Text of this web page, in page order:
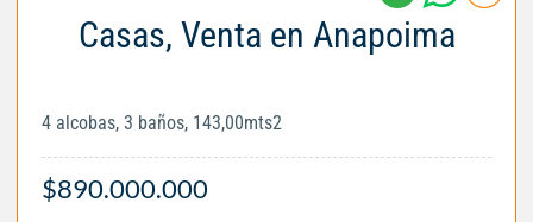
Casas, Venta en Anapoima
4 alcobas, 3 baños, 143,00mts2
$890.000.000